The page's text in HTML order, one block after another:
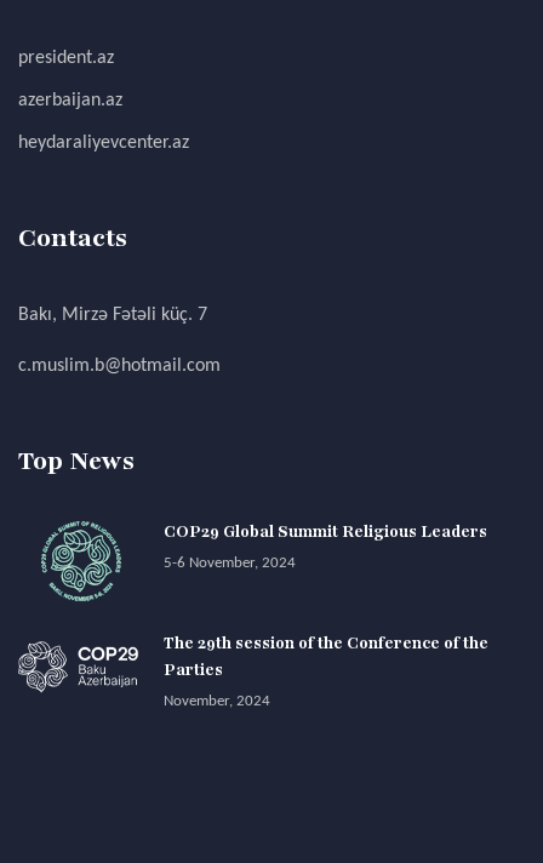
president.az
azerbaijan.az
heydaraliyevcenter.az
Contacts
Bakı, Mirzə Fətəli küç. 7
c.muslim.b@hotmail.com
Top News
COP29 Global Summit Religious Leaders
5-6 November, 2024
The 29th session of the Conference of the
Parties
November, 2024